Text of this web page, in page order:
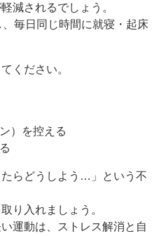
減されるでしょう。
毎日同じ時間に就寝・起床
ください。
）を控える
たらどうしよう…」という不
り入れましょう。
運動は、ストレス解消と自